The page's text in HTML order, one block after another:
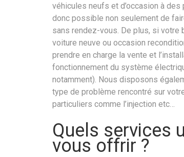
véhicules neufs et d’occasion à
donc possible non seulement de
sans rendez-vous. De plus, si votre
voiture neuve ou occasion
prendre en charge la vente et
fonctionnement du système
notamment). Nous disposons
type de problème rencontré sur
particuliers comme l’injection etc…
Quels services
vous offrir ?